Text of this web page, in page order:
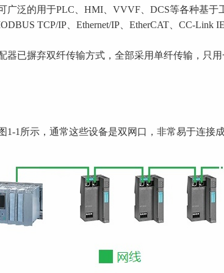
广泛的用于PLC、HMI、VVVF、DCS等各种基
TCP/IP、Ethernet/IP、EtherCAT、CC-Link
器已摒弃双纤传输方式，全部采用单纤传输，只
1所示，通常这些设备是双网口，非常易于连接成